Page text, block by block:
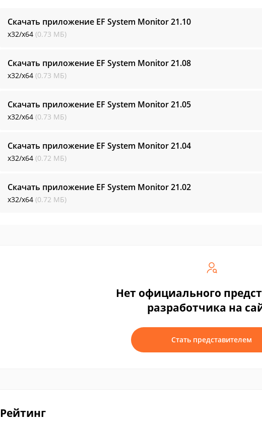
Скачать приложение EF System Monitor21.10
x32/x64 (0.73 МБ)
Скачать приложение EF System Monitor21.08
x32/x64 (0.73 МБ)
Скачать приложение EF System Monitor21.05
x32/x64 (0.73 МБ)
Скачать приложение EF System Monitor21.04
x32/x64 (0.72 МБ)
Скачать приложение EF System Monitor21.02
x32/x64 (0.72 МБ)
Нет официального
разработчика на
Стать представителем
Рейтинг